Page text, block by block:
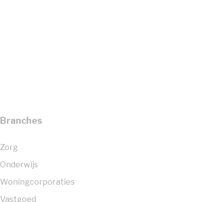
Branches
Zorg
Onderwijs
Woningcorporaties
Vastgoed